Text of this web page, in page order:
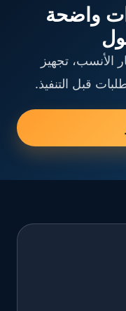
واضحة
الأنسب، تجهيز
قبل التنفيذ.